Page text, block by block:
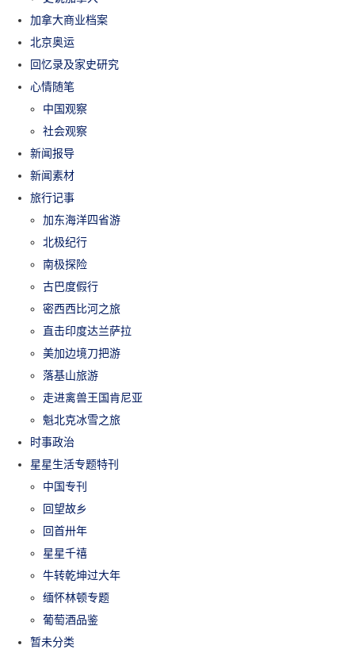
加拿大商业档案
北京奥运
回忆录及家史研究
心情随笔
中国观察
社会观察
新闻报导
新闻素材
旅行记事
加东海洋四省游
北极纪行
南极探险
古巴度假行
密西西比河之旅
直击印度达兰萨拉
美加边境刀把游
落基山旅游
走进禽兽王国肯尼亚
魁北克冰雪之旅
时事政治
星星生活专题特刊
中国专刊
回望故乡
回首卅年
星星千禧
牛转乾坤过大年
缅怀林顿专题
葡萄酒品鉴
暂未分类